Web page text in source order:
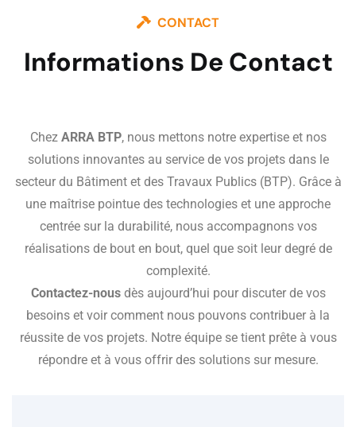
CONTACT
Informations De Contact
Chez ARRA BTP, nous mettons notre expertise et nos
solutions innovantes au service de vos projets dans le
secteur du Bâtiment et des Travaux Publics (BTP). Grâce à
une maîtrise pointue des technologies et une approche
centrée sur la durabilité, nous accompagnons vos
réalisations de bout en bout, quel que soit leur degré de
complexité.
Contactez-nousdès aujourd’hui pour discuter de vos
besoins et voir comment nous pouvons contribuer à la
réussite de vos projets. Notre équipe se tient prête à vous
répondre et à vous offrir des solutions sur mesure.